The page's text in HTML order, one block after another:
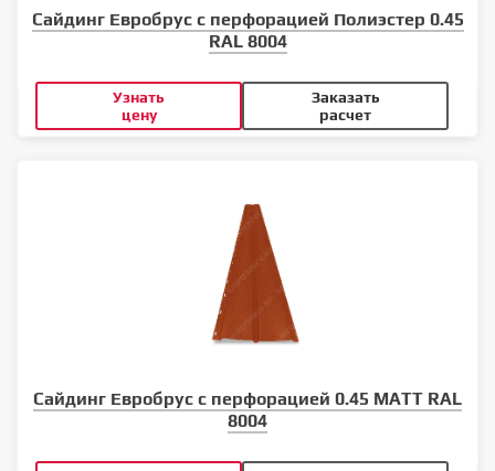
Сайдинг Евробрус с перфорацией Полиэстер 0.45
RAL 8004
Узнать
цену
Заказать
расчет
Сайдинг Евробрус с перфорацией 0.45 MATT RAL
8004